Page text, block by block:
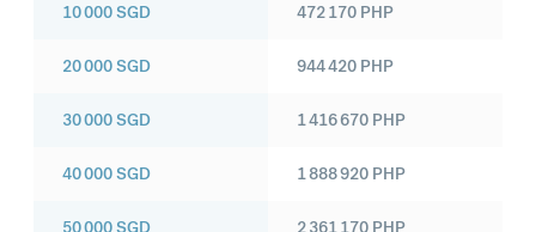
10 000SGD
20 000SGD
30 000SGD
40 000SGD
50 000SGD
472 170 PHP
944 420 PHP
1 416 670 PHP
1 888 920 PHP
2 361 170 PHP